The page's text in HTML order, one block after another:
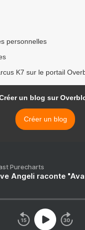
personnelles
K7 sur le portail
un blog sur
Créer un blog
Purecharts
Angeli raconte